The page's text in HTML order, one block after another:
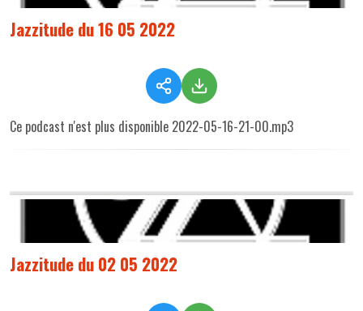
Jazzitude du 16 05 2022
Ce podcast n'est plus disponible 2022-05-16-21-00.mp3
Jazzitude du 02 05 2022